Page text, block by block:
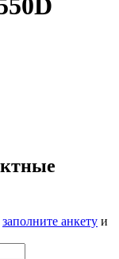
заполните анкету и